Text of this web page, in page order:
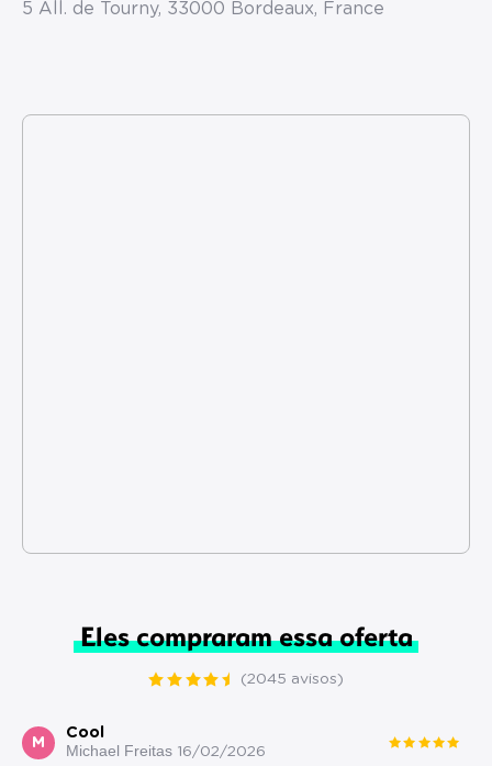
5 All. de Tourny, 33000 Bordeaux, France
Eles compraram essa oferta
(2045 avisos)
M
Cool
Michael Freitas 16/02/2026